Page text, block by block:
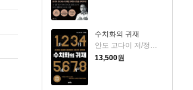
수치화의 귀재
안도 고다이 저/정혁 역
13,500원